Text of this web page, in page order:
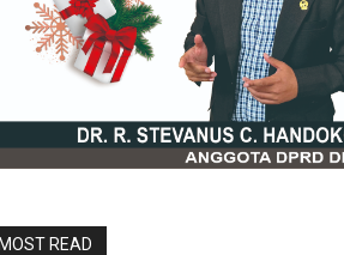
READ